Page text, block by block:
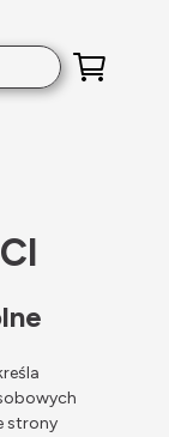
strony